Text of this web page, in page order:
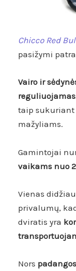
Chicco Red
pasižymi
Vairo ir
reguliuojamas
taip sukuriant
mažyliams.
Gamintojai
vaikams nuo
Vienas
privalumų,
dviratis yra
Nors